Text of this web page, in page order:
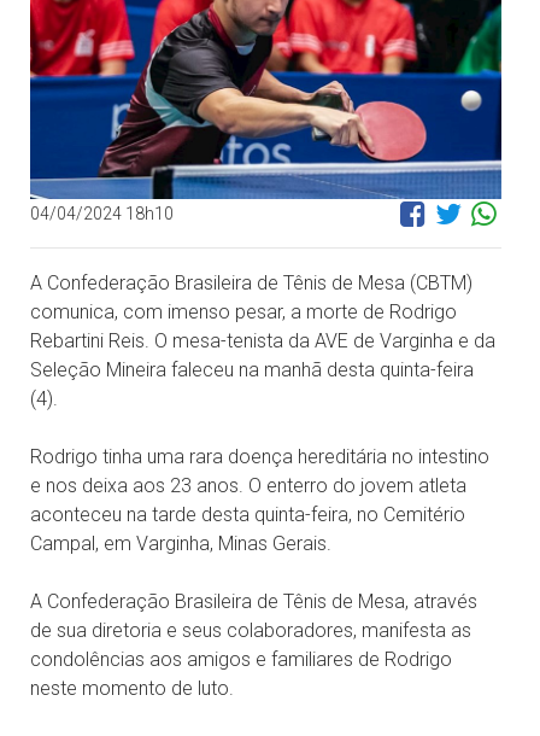
04/04/2024 18h10
A Confederação Brasileira de Tênis de Mesa (CBTM)
comunica, com imenso pesar, a morte de Rodrigo
Rebartini Reis. O mesa-tenista da AVE de Varginha e da
Seleção Mineira faleceu na manhã desta quinta-feira
(4).
Rodrigo tinha uma rara doença hereditária no intestino
e nos deixa aos 23 anos. O enterro do jovem atleta
aconteceu na tarde desta quinta-feira, no Cemitério
Campal, em Varginha, Minas Gerais.
A Confederação Brasileira de Tênis de Mesa, através
de sua diretoria e seus colaboradores, manifesta as
condolências aos amigos e familiares de Rodrigo
neste momento de luto.